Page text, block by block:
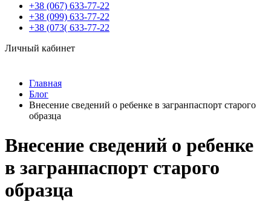
+38 (067) 633-77-22
+38 (099) 633-77-22
+38 (073( 633-77-22
Личный кабинет
Главная
Блог
Внесение сведений о ребенке в загранпаспорт старого
образца
Внесение сведений о ребенке
в загранпаспорт старого
образца